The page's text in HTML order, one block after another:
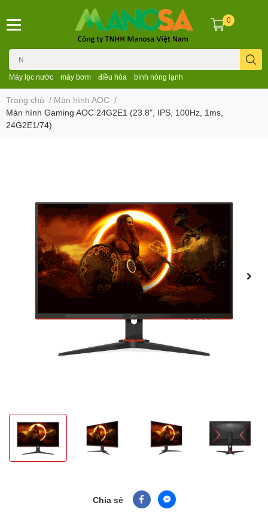
Máy lọc nước máy bơm điều hòa bình nóng lạnh
0
Trang chủ / Màn hình AOC /
Màn hình Gaming AOC 24G2E1 (23.8", IPS, 100Hz, 1ms,
24G2E1/74)
Chia sẻ